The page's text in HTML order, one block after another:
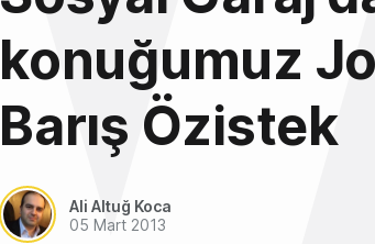
konuğumuz
Barış Özistek
Ali Altuğ Koca
05 Mart 2013